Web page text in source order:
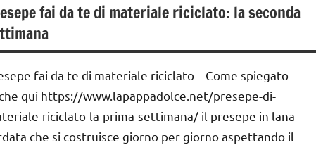
Natale
fai da te di materiale riciclato: la seconda
fai da te di materiale riciclato – Come spiegato
qui https://www.lapappadolce.net/presepe-di-
riciclato-la-prima-settimana/ il presepe in lana
che si costruisce giorno per giorno aspettando il